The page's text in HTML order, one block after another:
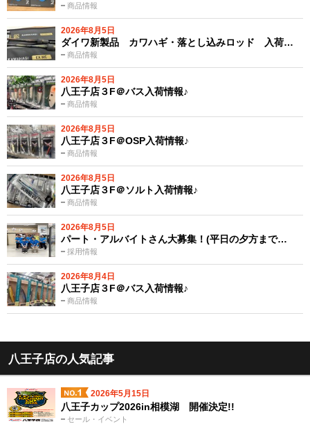
商品情報
2026年8月5日
商品情報
ダイワ新製品 カワハギ・落とし込みロッド 入荷…
2026年8月5日
商品情報
八王子店３F＠バス入荷情報♪
2026年8月5日
商品情報
八王子店３F＠OSP入荷情報♪
2026年8月5日
商品情報
八王子店３F＠ソルト入荷情報♪
2026年8月5日
採用情報
パート・アルバイトさん大募集！(平日の夕方まで…
2026年8月4日
商品情報
八王子店３F＠バス入荷情報♪
八王子店の人気記事
2026年5月15日
セール・イベント
八王子カップ2026in相模湖 開催決定!!